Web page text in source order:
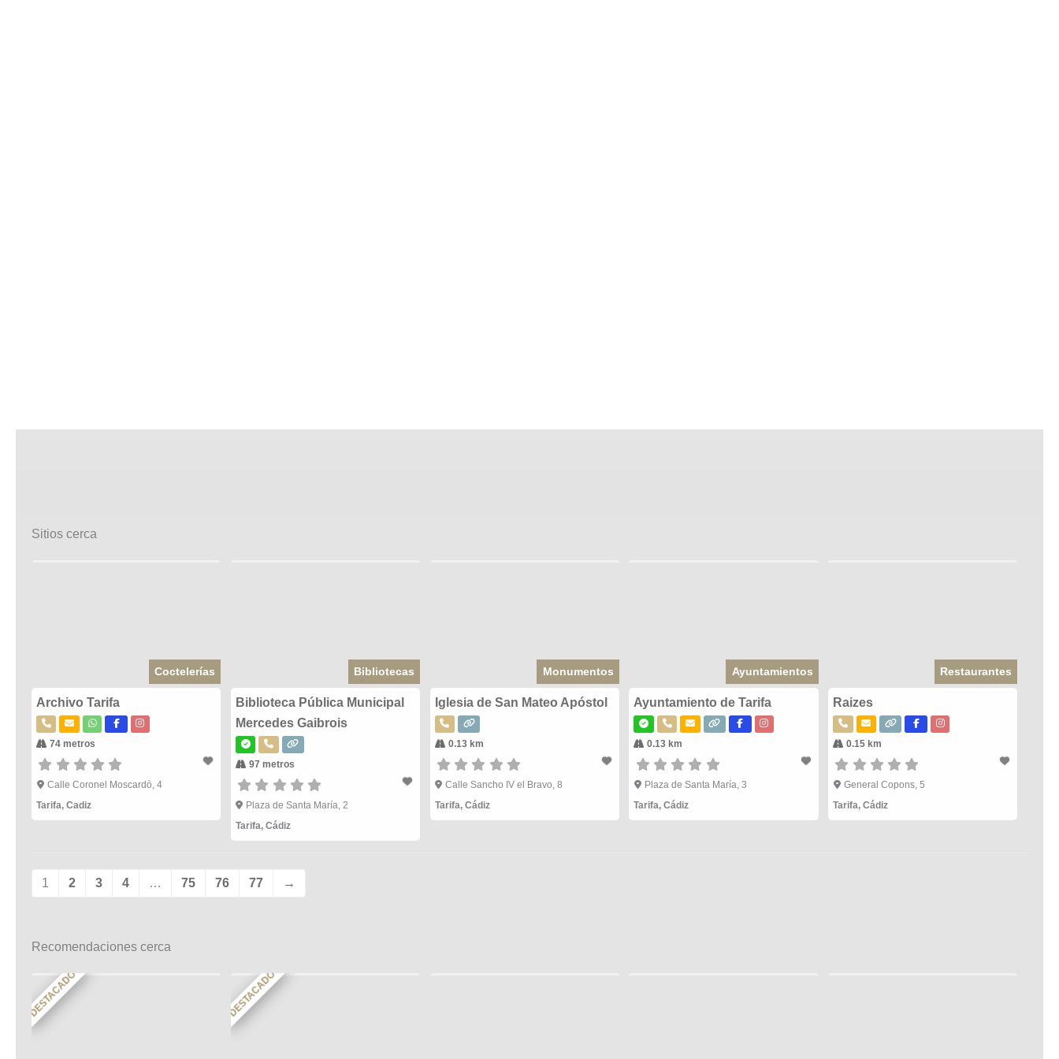
Sitios cerca
Coctelerías
Archivo Tarifa
74 metros
Calle Coronel Moscardò, 4
Tarifa, Cadiz
Bibliotecas
Biblioteca Pública Municipal
Mercedes Gaibrois
97 metros
Plaza de Santa María, 2
Tarifa, Cádiz
Monumentos
Iglesia de San Mateo Apóstol
0.13 km
Calle Sancho IV el Bravo, 8
Tarifa, Cádiz
Ayuntamientos
Ayuntamiento de Tarifa
0.13 km
Plaza de Santa María, 3
Tarifa,Cádiz
Restaurantes
Raizes
0.15 km
General Copons, 5
Tarifa,Cádiz
1 2 3 4 … 75 76 77 →
Recomendaciones cerca
DESTACADO DESTACADO